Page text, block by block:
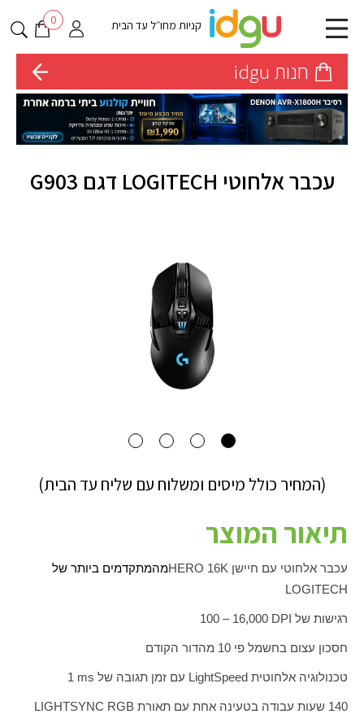
קניות מחו״ל עד הבית 0
חנות idgu
עכבר אלחוטי LOGITECH דגם G903
(המחיר כולל מיסים ומשלוח עם שליח עד הבית)
תיאור המוצר
עכבר אלחוטי עם חיישן HERO 16Kמהמתקדמים ביותר של
LOGITECH
רגישות של DPI
חסכון עצום בחשמל פי 10 מהדור הקודם
טכנולוגיה אלחוטית LightSpeed עם זמן תגובה של ms
140 שעות עבודה בטעינה אחת עם תאורת LIGHTSYNC RGB